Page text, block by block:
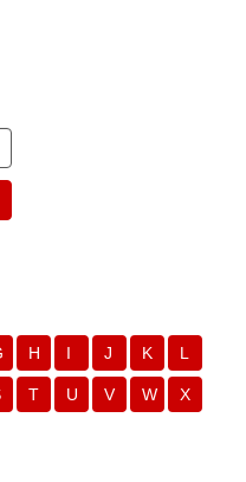
H I J K L
T U V W X